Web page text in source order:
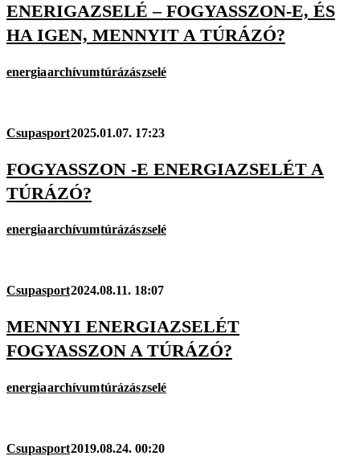
ENERIGAZSELÉ – FOGYASSZON-E, ÉS
HA IGEN, MENNYIT A TÚRÁZÓ?
energiaarchívumtúrázászselé
Csupasport2025.01.07. 17:23
FOGYASSZON -E ENERGIAZSELÉT A
TÚRÁZÓ?
energiaarchívumtúrázászselé
Csupasport2024.08.11. 18:07
MENNYI ENERGIAZSELÉT
FOGYASSZON A TÚRÁZÓ?
energiaarchívumtúrázászselé
Csupasport2019.08.24. 00:20